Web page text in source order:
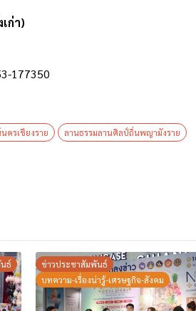
ก่า)
177350
รเชียงราย ลานธรรมลานศิลป์ถิ่นพญามังราย
ธ์
ข่าวประชาสัมพันธ์
บทความ-เรื่องน่ารู้-เศรษฐกิจ-สังคม